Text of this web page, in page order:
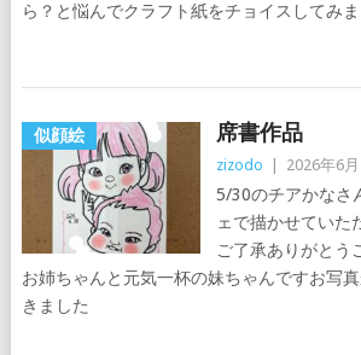
ら？と悩んでクラフト紙をチョイスしてみ
似顔絵 席書作品
zizodo 2026年6月
5/30のチアかなさ
ェで描かせていた
ご了承ありがとう
お姉ちゃんと元気一杯の妹ちゃんですお写
きました